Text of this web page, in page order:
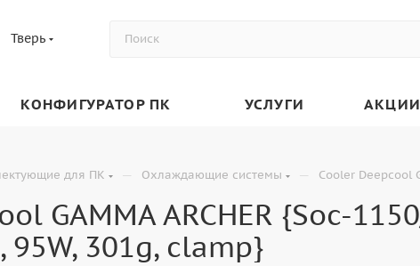
Тверь
КОНФИГУРАТОР ПК УСЛУГИ АКЦИИ
для ПК — Охлаждающие системы — Cooler Deepcool
GAMMA ARCHER {Soc-
95W, 301g, clamp}